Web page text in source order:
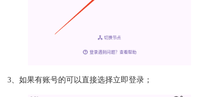
3、如果有账号的可以直接选择立即登录；